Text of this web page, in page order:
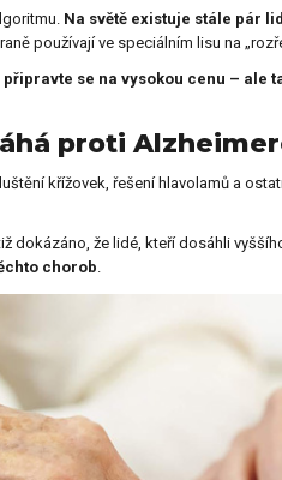
Na světě existuje stále pár
používají ve speciálním lisu na
připravte se na vysokou cenu – ale
proti
křížovek, řešení hlavolamů a
dokázáno, že lidé, kteří dosáhli
chorob.